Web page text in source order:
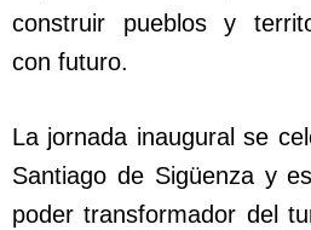
construir pueblos y
con futuro.
La jornada inaugural se
Santiago de Sigüenza y
poder transformador del